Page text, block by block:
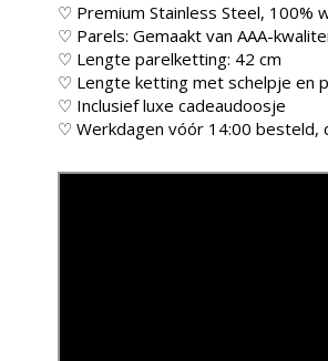
♡ Premium Stainless Steel, 100%
♡ Parels: Gemaakt van AAA-
♡ Lengte parelketting: 42 cm
♡ Lengte ketting met schelpje en
♡ Inclusief luxe cadeaudoosje
♡ Werkdagen vóór 14:00 besteld,